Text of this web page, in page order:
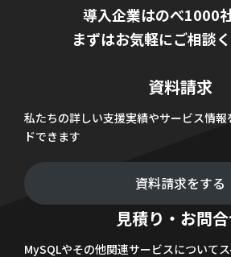
導入企業はのべ1000
まずはお気軽にご相談く
資料請求
私たちの詳しい支援実績やサービス情
ドできます
資料請求をする
見積り・お問
MySQLやその他関連サービスについて